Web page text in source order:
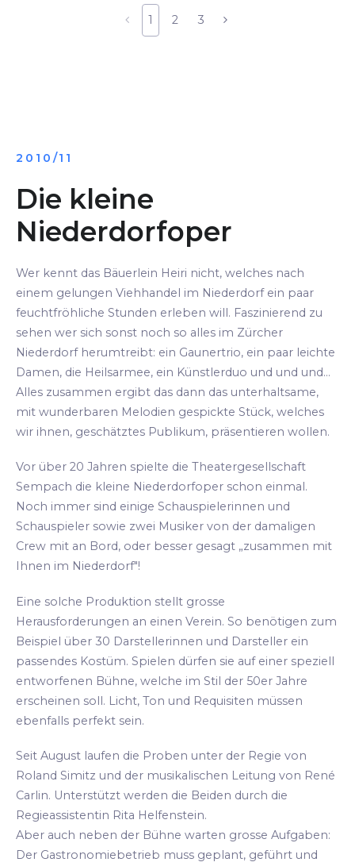
1 2 3
2010/11
Die kleine
Niederdorfoper
Wer kennt das Bäuerlein Heiri nicht, welches nach
einem gelungen Viehhandel im Niederdorf ein paar
feuchtfröhliche Stunden erleben will. Faszinierend zu
sehen wer sich sonst noch so alles im Zürcher
Niederdorf herumtreibt: ein Gaunertrio, ein paar leichte
Damen, die Heilsarmee, ein Künstlerduo und und und...
Alles zusammen ergibt das dann das unterhaltsame,
mit wunderbaren Melodien gespickte Stück, welches
wir ihnen, geschätztes Publikum, präsentieren wollen.
Vor über 20 Jahren spielte die Theatergesellschaft
Sempach die kleine Niederdorfoper schon einmal.
Noch immer sind einige Schauspielerinnen und
Schauspieler sowie zwei Musiker von der damaligen
Crew mit an Bord, oder besser gesagt „zusammen mit
Ihnen im Niederdorf"!
Eine solche Produktion stellt grosse
Herausforderungen an einen Verein. So benötigen zum
Beispiel über 30 Darstellerinnen und Darsteller ein
passendes Kostüm. Spielen dürfen sie auf einer speziell
entworfenen Bühne, welche im Stil der 50er Jahre
erscheinen soll. Licht, Ton und Requisiten müssen
ebenfalls perfekt sein.
Seit August laufen die Proben unter der Regie von
Roland Simitz und der musikalischen Leitung von René
Carlin. Unterstützt werden die Beiden durch die
Regieassistentin Rita Helfenstein.
Aber auch neben der Bühne warten grosse Aufgaben:
Der Gastronomiebetrieb muss geplant, geführt und